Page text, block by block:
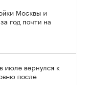
Москвы и
год почти на
июле вернулся к
после